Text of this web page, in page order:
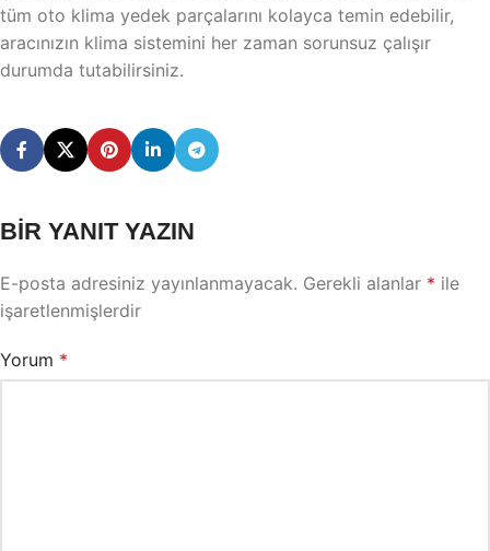
tüm oto klima yedek parçalarını kolayca temin edebilir,
aracınızın klima sistemini her zaman sorunsuz çalışır
durumda tutabilirsiniz.
BIR YANIT YAZIN
E-posta adresiniz yayınlanmayacak. Gerekli alanlar * ile
işaretlenmişlerdir
Yorum *